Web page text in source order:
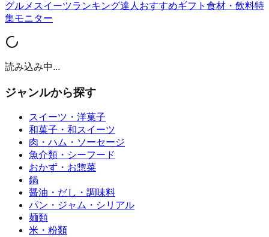
グルメ スイーツランキング達人おすすめギフト 食材・飲料特
集モニター
読み込み中...
ジャンルから探す
スイーツ・洋菓子
和菓子・和スイーツ
肉・ハム・ソーセージ
魚介類・シーフード
おかず・お惣菜
鍋
醤油・だし・調味料
パン・ジャム・シリアル
麺類
米・粉類